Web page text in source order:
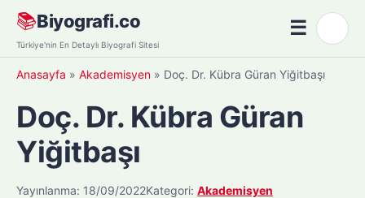
Skip
content
📚Biyografi.co
Türkiye'nin En Detaylı Biyografi Sitesi
☰Menü
Anasayfa » Akademisyen » Doç. Dr. Kübra Güran Yiğitbaşı
Doç. Dr. Kübra Güran
Yiğitbaşı
Yayınlanma: 18/09/2022Kategori: Akademisyen